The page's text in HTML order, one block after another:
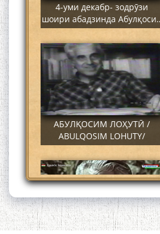
4-уми декабр- зодрӯзи
шоири абадзинда
Лоҳутӣ
АБУЛҚОСИМ ЛОҲУТӢ /
ABULQOSIM LOHUTY/